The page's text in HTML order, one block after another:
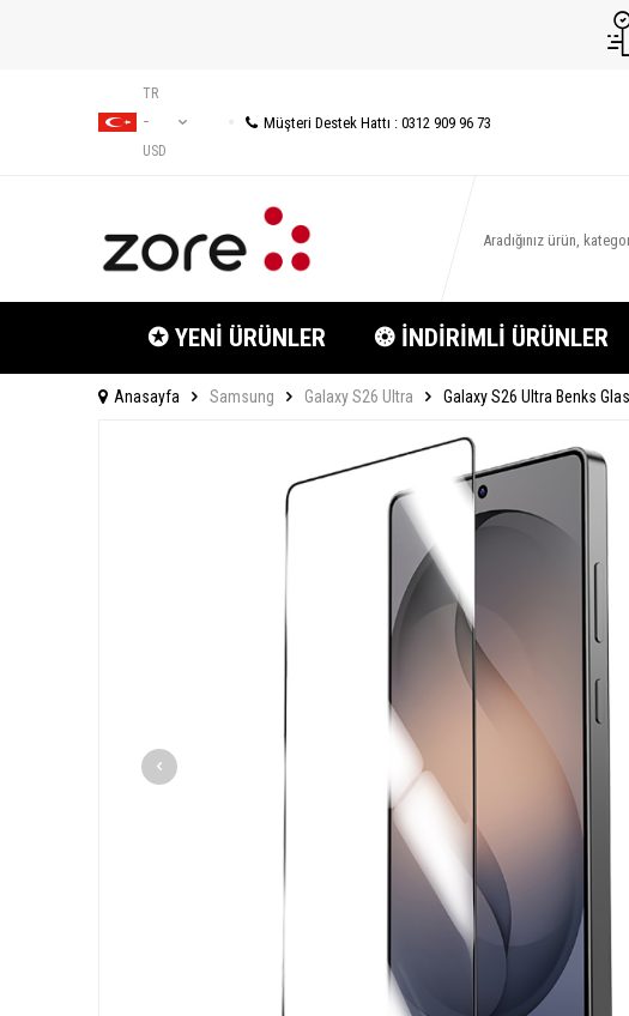
TR
−
USD
Müşteri Destek Hattı : 0312 909 96 73
✪ YENİ ÜRÜNLER ❂ İNDİRİMLİ ÜRÜNLER
Anasayfa Samsung Galaxy S26 Ultra Galaxy S26 Ultra Benks